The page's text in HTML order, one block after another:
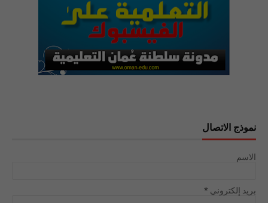
نموذج الاتصال
الاسم
بريد إلكتروني *